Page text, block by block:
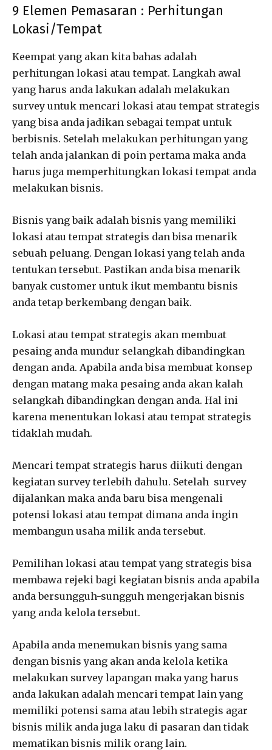
9 Elemen Pemasaran : Perhitungan
Lokasi/Tempat
Keempat yang akan kita bahas adalah
perhitungan lokasi atau tempat. Langkah awal
yang harus anda lakukan adalah melakukan
survey untuk mencari lokasi atau tempat strategis
yang bisa anda jadikan sebagai tempat untuk
berbisnis. Setelah melakukan perhitungan yang
telah anda jalankan di poin pertama maka anda
harus juga memperhitungkan lokasi tempat anda
melakukan bisnis.
Bisnis yang baik adalah bisnis yang memiliki
lokasi atau tempat strategis dan bisa menarik
sebuah peluang. Dengan lokasi yang telah anda
tentukan tersebut. Pastikan anda bisa menarik
banyak customer untuk ikut membantu bisnis
anda tetap berkembang dengan baik.
Lokasi atau tempat strategis akan membuat
pesaing anda mundur selangkah dibandingkan
dengan anda. Apabila anda bisa membuat konsep
dengan matang maka pesaing anda akan kalah
selangkah dibandingkan dengan anda. Hal ini
karena menentukan lokasi atau tempat strategis
tidaklah mudah.
Mencari tempat strategis harus diikuti dengan
kegiatan survey terlebih dahulu. Setelah survey
dijalankan maka anda baru bisa mengenali
potensi lokasi atau tempat dimana anda ingin
membangun usaha milik anda tersebut.
Pemilihan lokasi atau tempat yang strategis bisa
membawa rejeki bagi kegiatan bisnis anda apabila
anda bersungguh-sungguh mengerjakan bisnis
yang anda kelola tersebut.
Apabila anda menemukan bisnis yang sama
dengan bisnis yang akan anda kelola ketika
melakukan survey lapangan maka yang harus
anda lakukan adalah mencari tempat lain yang
memiliki potensi sama atau lebih strategis agar
bisnis milik anda juga laku di pasaran dan tidak
mematikan bisnis milik orang lain.